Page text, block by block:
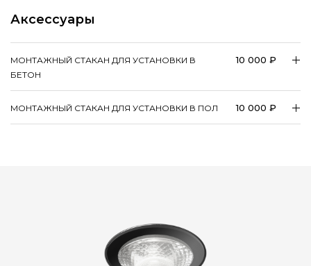
Аксессуары
МОНТАЖНЫЙ СТАКАН ДЛЯ УСТАНОВКИ В
БЕТОН
10 000 ₽
МОНТАЖНЫЙ СТАКАН ДЛЯ УСТАНОВКИ В ПОЛ 10 000 ₽